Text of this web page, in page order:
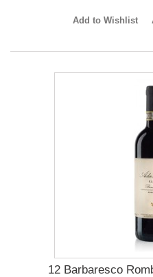
Add to Wishlist
12 Barbaresco